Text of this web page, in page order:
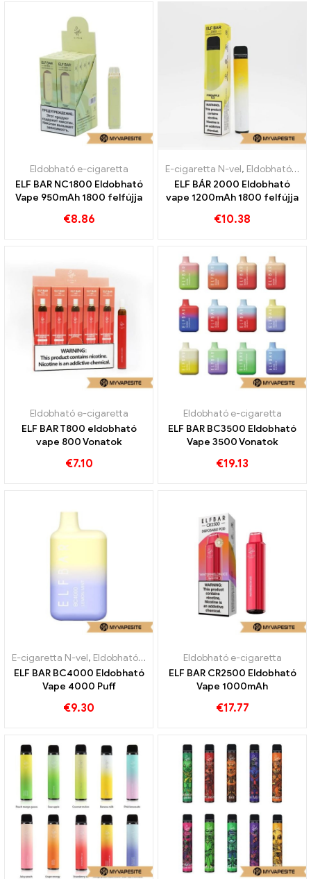
Eldobható e-cigaretta
ELF BAR NC1800 Eldobható
Vape 950mAh 1800 felfújja
€8.86
E-cigaretta N-vel, Eldobható e-cigaretta
ELF BÁR 2000 Eldobható
vape 1200mAh 1800 felfújja
€10.38
Eldobható e-cigaretta
ELF BAR T800 eldobható
vape 800 Vonatok
€7.10
Eldobható e-cigaretta
ELF BAR BC3500 Eldobható
Vape 3500 Vonatok
€19.13
E-cigaretta N-vel, Eldobható e-cigaretta
ELF BAR BC4000 Eldobható
Vape 4000 Puff
€9.30
Eldobható e-cigaretta
ELF BAR CR2500 Eldobható
Vape 1000mAh
€17.77